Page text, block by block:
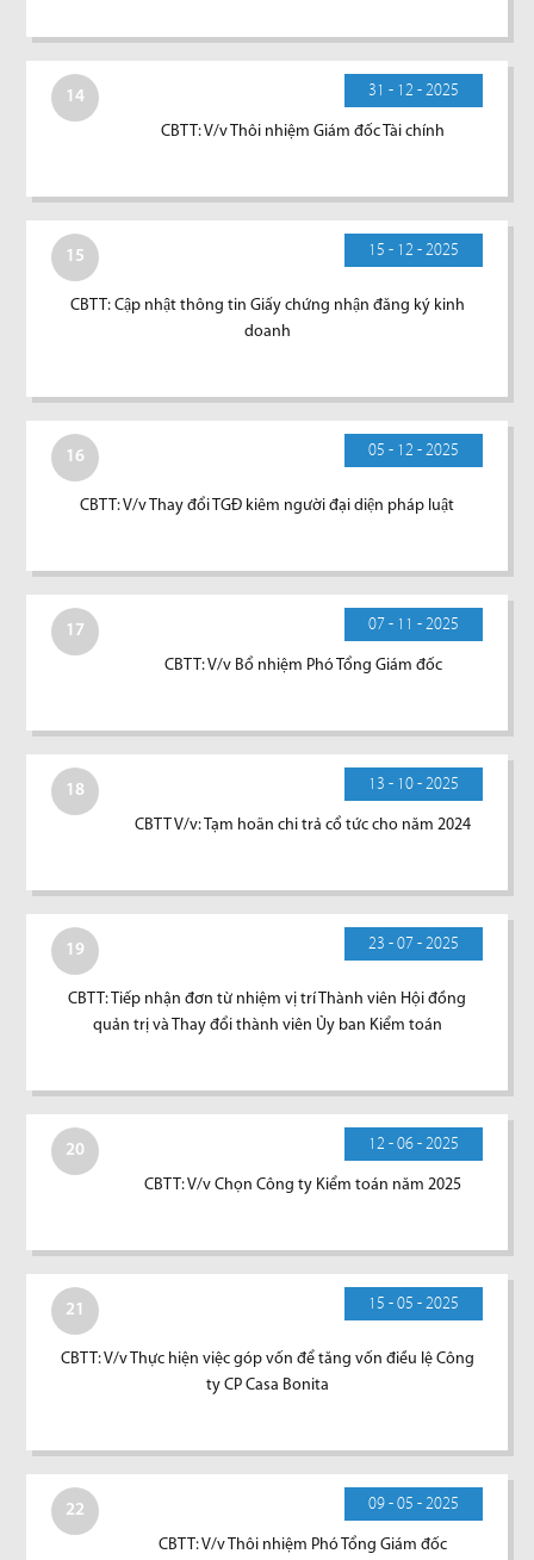
14 31 - 12 - 2025
CBTT: V/v Thôi nhiệm Giám đốc Tài chính
15 15 - 12 - 2025
CBTT: Cập nhật thông tin Giấy chứng nhận đăng ký kinh
doanh
16 05 - 12 - 2025
CBTT: V/v Thay đổi TGĐ kiêm người đại diện pháp luật
17 07 - 11 - 2025
CBTT: V/v Bổ nhiệm Phó Tổng Giám đốc
18 13 - 10 - 2025
CBTT V/v: Tạm hoãn chi trả cổ tức cho năm 2024
19 23 - 07 - 2025
CBTT: Tiếp nhận đơn từ nhiệm vị trí Thành viên Hội đồng
quản trị và Thay đổi thành viên Ủy ban Kiểm toán
20 12 - 06 - 2025
CBTT: V/v Chọn Công ty Kiểm toán năm 2025
21 15 - 05 - 2025
CBTT: V/v Thực hiện việc góp vốn để tăng vốn điều lệ Công
ty CP Casa Bonita
22 09 - 05 - 2025
CBTT: V/v Thôi nhiệm Phó Tổng Giám đốc